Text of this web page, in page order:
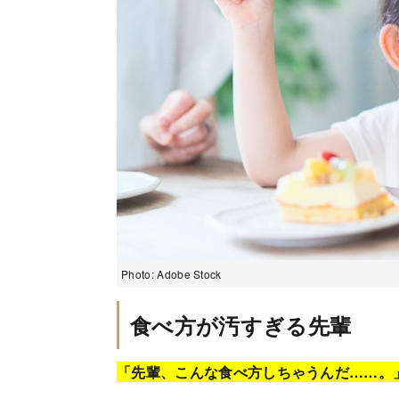
Photo: Adobe Stock
食べ方が汚すぎる先輩
「先輩、こんな食べ方しちゃうんだ……。